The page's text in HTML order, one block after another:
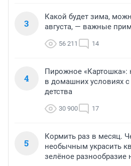
3
Какой будет зима,
августа, — важные
56 211 14
4
Пирожное «Картошка»:
в домашних условиях
детства
30 900 17
5
Кормить раз в месяц.
необычным украсить
зелёное разнообразие